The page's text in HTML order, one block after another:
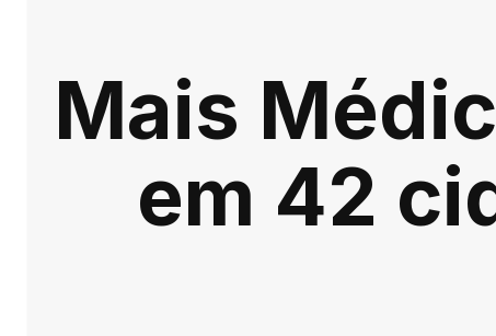
Mais
em 42